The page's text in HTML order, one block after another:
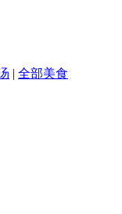
| 全部美食